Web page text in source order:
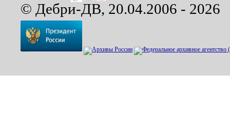
© Дебри-ДВ, 20.04.2006 - 2026